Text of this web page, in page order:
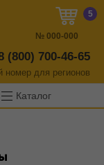
(800) 700-46-65
номер для регионов
5
№ 000-000
Каталог